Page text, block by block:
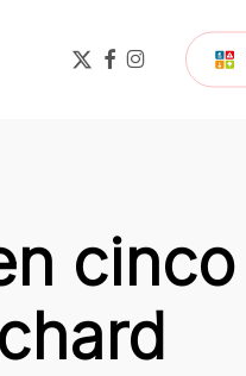
x-
twitter
facebook
instagram
cinco